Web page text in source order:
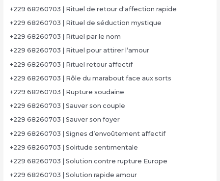
+229 68260703 | Rituel de retour d'affection rapide
+229 68260703 | Rituel de séduction mystique
+229 68260703 | Rituel par le nom
+229 68260703 | Rituel pour attirer l’amour
+229 68260703 | Rituel retour affectif
+229 68260703 | Rôle du marabout face aux sorts
+229 68260703 | Rupture soudaine
+229 68260703 | Sauver son couple
+229 68260703 | Sauver son foyer
+229 68260703 | Signes d’envoûtement affectif
+229 68260703 | Solitude sentimentale
+229 68260703 | Solution contre rupture Europe
+229 68260703 | Solution rapide amour